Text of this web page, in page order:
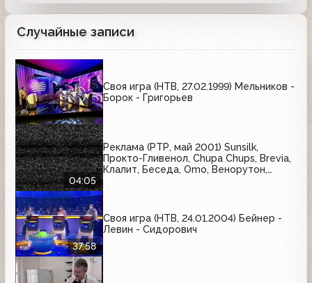
Случайные записи
Своя игра (НТВ, 27.02.1999) Мельников -
Борок - Григорьев
04:05
Реклама (РТР, май 2001) Sunsilk,
Прокто-Гливенол, Chupa Chups, Brevia,
Клалит, Беседа, Omo, Венорутон,
37:58
Своя игра (НТВ, 24.01.2004) Бейнер -
Левин - Сидорович